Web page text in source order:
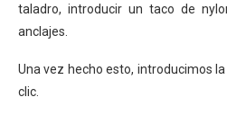
taladro, introducir un taco de
anclajes.
Una vez hecho esto, introducimos
clic.